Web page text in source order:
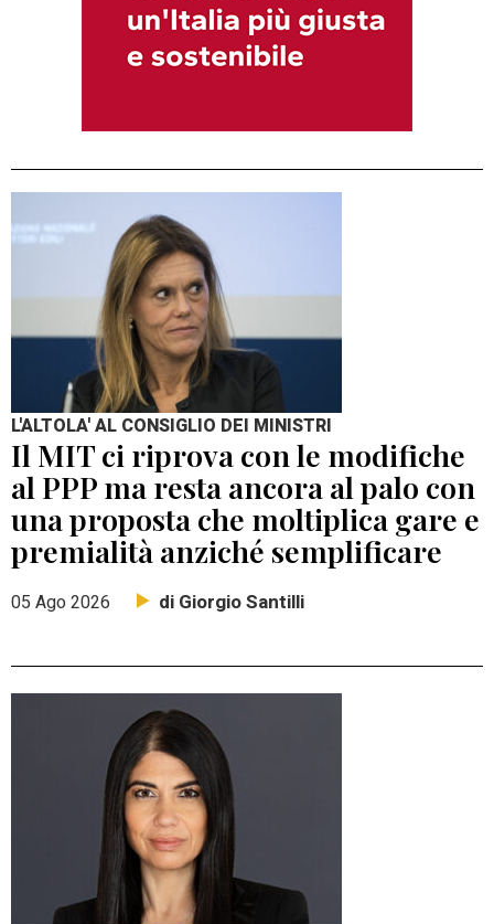
L'ALTOLA' AL CONSIGLIO DEI MINISTRI
Il MIT ci riprova con le modifiche
al PPP ma resta ancora al palo con
una proposta che moltiplica gare e
premialità anziché semplificare
05 Ago 2026 di Giorgio Santilli